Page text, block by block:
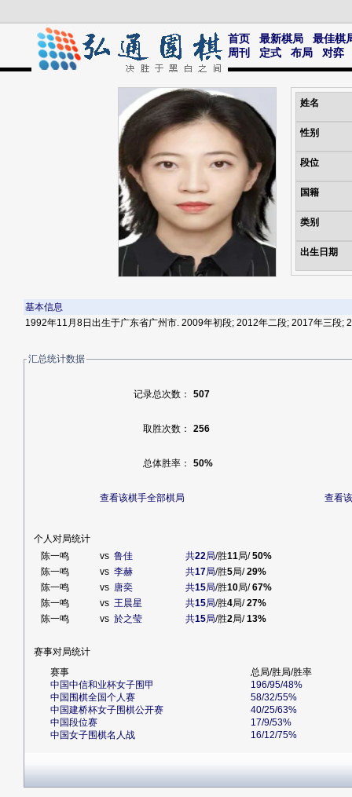
首页 最新棋局
最佳棋
周刊
定式 布局 对弈
姓名
性别
段位
国籍
类别
出生日期
基本信息
1992年11月8日出生于广东省广州市. 2009年初段; 2012年二段; 2017年三段;
汇总统计数据
记录总次数： 507
取胜次数： 256
总体胜率： 50%
查看该棋手全部棋局 查看
个人对局统计
陈一鸣
vs 鲁佳 共22局/胜11局/50%
陈一鸣
vs 李赫 共17局/胜5局/29%
陈一鸣
vs 唐奕 共15局/胜10局/67%
陈一鸣
vs 王晨星 共15局/胜4局/27%
陈一鸣
vs 於之莹 共15局/胜2局/13%
赛事对局统计
赛事
总局/胜局/胜率
中国中信和业杯女子围甲
196/95/48%
中国围棋全国个人赛
58/32/55%
中国建桥杯女子围棋公开赛
40/25/63%
中国段位赛
17/9/53%
中国女子围棋名人战
16/12/75%